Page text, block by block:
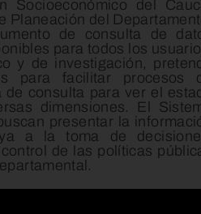
Socioeconómico del
Planeación del
de consulta de
para todos los
y de investigación,
para facilitar procesos
consulta para ver el
dimensiones. El
presentar la
a la toma de
de las políticas